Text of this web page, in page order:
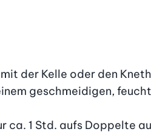
der Kelle oder den
geschmeidigen,
ca. 1 Std. aufs Doppelte